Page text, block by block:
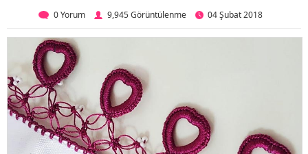
0 Yorum 9,945 Görüntülenme 04 Şubat 2018